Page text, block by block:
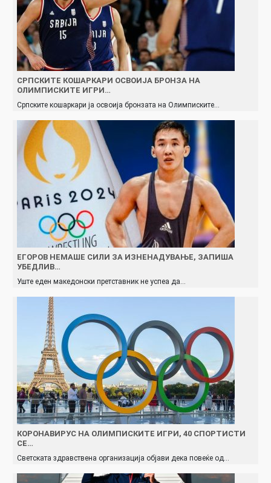
СРПСКИТЕ КОШАРКАРИ ОСВОИЈА БРОНЗА НА
ОЛИМПИСКИТЕ ИГРИ…
Српските кошаркари ја освоија бронзата на Олимписките…
ЕГОРОВ НЕМАШЕ СИЛИ ЗА ИЗНЕНАДУВАЊЕ, ЗАПИША
УБЕДЛИВ…
Уште еден македонски претставник не успеа да…
КОРОНАВИРУС НА ОЛИМПИСКИТЕ ИГРИ, 40 СПОРТИСТИ
СЕ…
Светската здравствена организација објави дека повеќе од…